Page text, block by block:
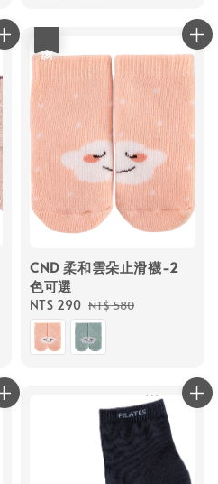
CND 柔和雲朵止滑襪-2
色可選
Sale
price
NT$ 290 Regular
price
NT$ 580